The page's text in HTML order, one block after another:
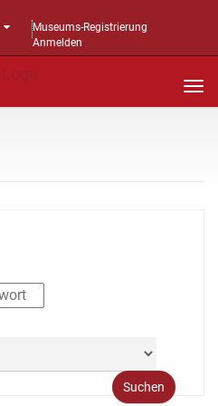
Museums-Registrierung
Anmelden